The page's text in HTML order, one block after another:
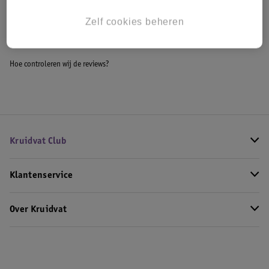
Hoe controleren wij de reviews?
Kruidvat Club
Klantenservice
Over Kruidvat
Zelf cookies beheren